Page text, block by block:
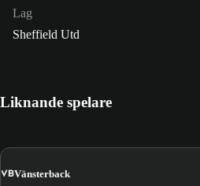
Lag
Sheffield Utd
Liknande spelare
VBVänsterback